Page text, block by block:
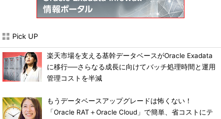
Pick UP
楽天市場を支える基幹データベースがOracle Exadata
に移行──さらなる成長に向けてバッチ処理時間と運用
管理コストを半減
もうデータベースアップグレードは怖くない！
「Oracle RAT＋Oracle Cloud」で簡単、省コストにテ